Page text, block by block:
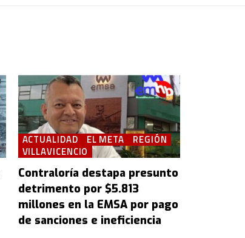
ACTUALIDAD EL META
REGIÓN
VILLAVICENCIO
Contraloría destapa presunto
detrimento por $5.813
millones en la EMSA por pago
de sanciones e ineficiencia